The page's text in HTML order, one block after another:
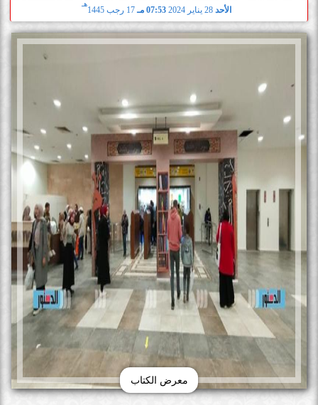
الأحد 28 يناير 2024 07:53 مـ 17 رجب 1445
هـ
معرض الكتاب